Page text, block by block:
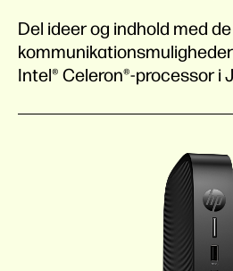
Del ideer og indhold med
kommunikationsmuligheder
Intel® Celeron®-processor i